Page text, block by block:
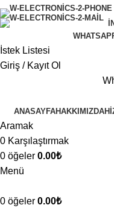
İstek Listesi
Giriş / Kayıt Ol
ANASAYFAHAKKIMIZDA
Aramak
0 Karşılaştırmak
0 öğeler 0.00₺
Menü
0 öğeler 0.00₺